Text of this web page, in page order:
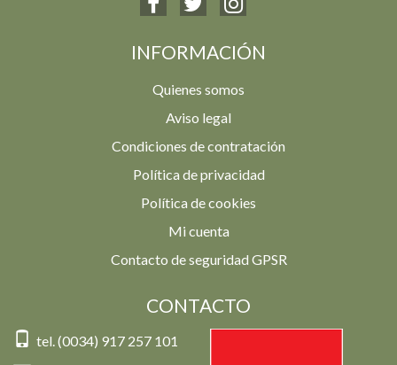
INFORMACIÓN
Quienes somos
Aviso legal
Condiciones de contratación
Política de privacidad
Política de cookies
Mi cuenta
Contacto de seguridad GPSR
CONTACTO
tel. (0034) 917 257 101